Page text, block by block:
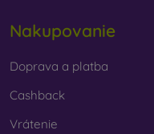
Nakupovanie
Doprava a platba
Cashback
Vrátenie